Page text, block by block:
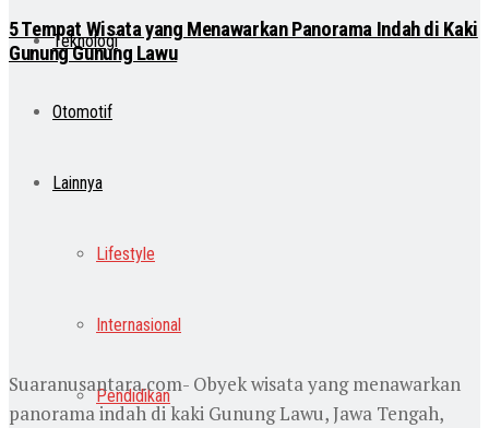
Teknologi
Otomotif
Lainnya
Lifestyle
Internasional
Pendidikan
5 Tempat Wisata yang Menawarkan Panorama Indah di Kaki
Gunung Gunung Lawu
Suaranusantara.com- Obyek wisata yang menawarkan
panorama indah di kaki Gunung Lawu, Jawa Tengah,